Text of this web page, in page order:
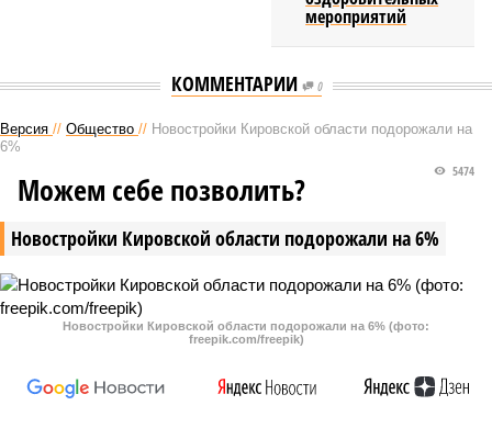
мероприятий
КОММЕНТАРИИ 0
Версия // Общество // Новостройки Кировской области подорожали на
6%
Новостройки Кировской области подорожали на 6%
5474
Можем себе позволить?
Новостройки Кировской области подорожали на 6% (фото:
freepik.com/freepik)